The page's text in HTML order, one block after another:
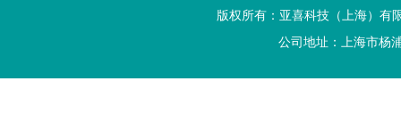
版权所有：亚喜科技（上海）
公司地址：上海市杨